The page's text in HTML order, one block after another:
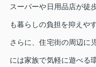
スーパーや日用品店が徒
も暮らしの負担を抑えや
さらに、住宅街の周辺に
には家族で気軽に遊べる